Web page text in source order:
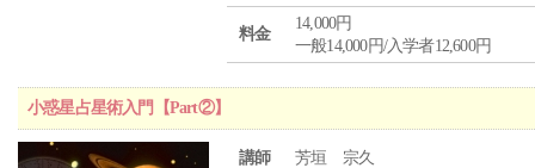
料金
14,000円
一般14,000円/入学者12,600円
小惑星占星術入門【Part②】
講師
芳垣 宗久